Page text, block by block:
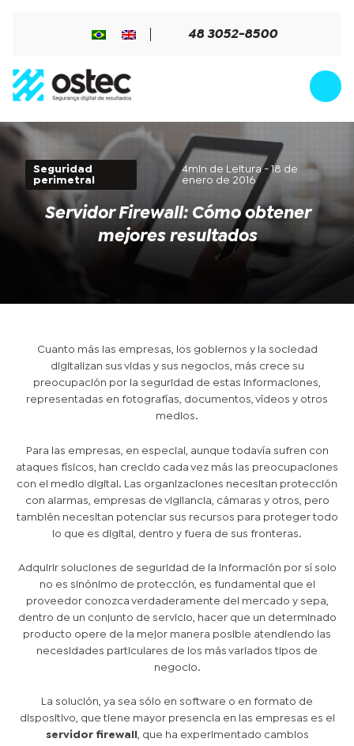
48 3052-8500
Seguridad
perimetral
4min de Leitura - 18 de
enero de 2016
Servidor Firewall: Cómo obtener
mejores resultados
Cuanto más las empresas, los gobiernos y la sociedad
digitalizan sus vidas y sus negocios, más crece su
preocupación por la seguridad de estas informaciones,
representadas en fotografías, documentos, vídeos y otros
medios.
Para las empresas, en especial, aunque todavía sufren con
ataques físicos, han crecido cada vez más las preocupaciones
con el medio digital. Las organizaciones necesitan protección
con alarmas, empresas de vigilancia, cámaras y otros, pero
también necesitan potenciar sus recursos para proteger todo
lo que es digital, dentro y fuera de sus fronteras.
Adquirir soluciones de seguridad de la información por sí solo
no es sinónimo de protección, es fundamental que el
proveedor conozca verdaderamente del mercado y sepa,
dentro de un conjunto de servicio, hacer que un determinado
producto opere de la mejor manera posible atendiendo las
necesidades particulares de los más variados tipos de
negocio.
La solución, ya sea sólo en software o en formato de
dispositivo, que tiene mayor presencia en las empresas es el
servidor firewall
, que ha experimentado cambios